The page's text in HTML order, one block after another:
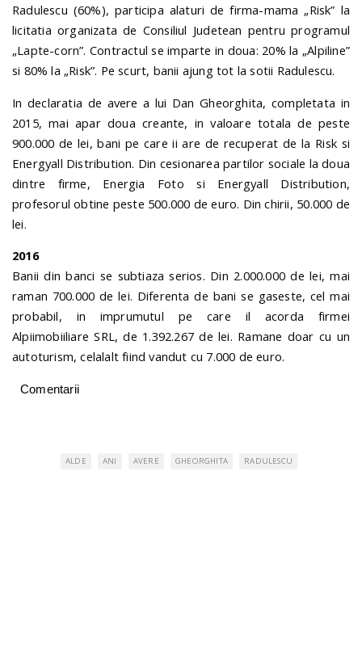
Radulescu (60%), participa alaturi de firma-mama „Risk” la
licitatia organizata de Consiliul Judetean pentru programul
„Lapte-corn”. Contractul se imparte in doua: 20% la „Alpiline”
si 80% la „Risk”. Pe scurt, banii ajung tot la sotii Radulescu.
In declaratia de avere a lui Dan Gheorghita, completata in
2015, mai apar doua creante, in valoare totala de peste
900.000 de lei, bani pe care ii are de recuperat de la Risk si
Energyall Distribution. Din cesionarea partilor sociale la doua
dintre firme, Energia Foto si Energyall Distribution,
profesorul obtine peste 500.000 de euro. Din chirii, 50.000 de
lei.
2016
Banii din banci se subtiaza serios. Din 2.000.000 de lei, mai
raman 700.000 de lei. Diferenta de bani se gaseste, cel mai
probabil, in imprumutul pe care il acorda firmei
Alpiimobiiliare SRL, de 1.392.267 de lei. Ramane doar cu un
autoturism, celalalt fiind vandut cu 7.000 de euro.
Comentarii
ALDE ANI AVERE GHEORGHITA RADULESCU